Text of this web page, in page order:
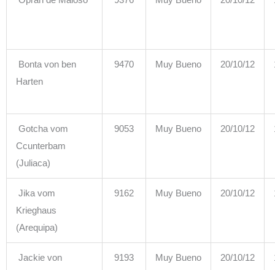
Bonta von ben
Harten
9470 Muy Bueno 20/10/12
Gotcha vom
Ccunterbam
(Juliaca)
9053 Muy Bueno 20/10/12
Jika vom
Krieghaus
(Arequipa)
9162 Muy Bueno 20/10/12
Jackie von
9193 Muy Bueno 20/10/12